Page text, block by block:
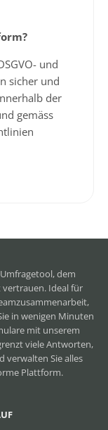
und
sicher und
der
gemäss
, dem
Ideal für
in wenigen Minuten
mit unserem
viele Antworten,
verwalten Sie alles
Plattform.